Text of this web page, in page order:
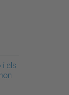
i els